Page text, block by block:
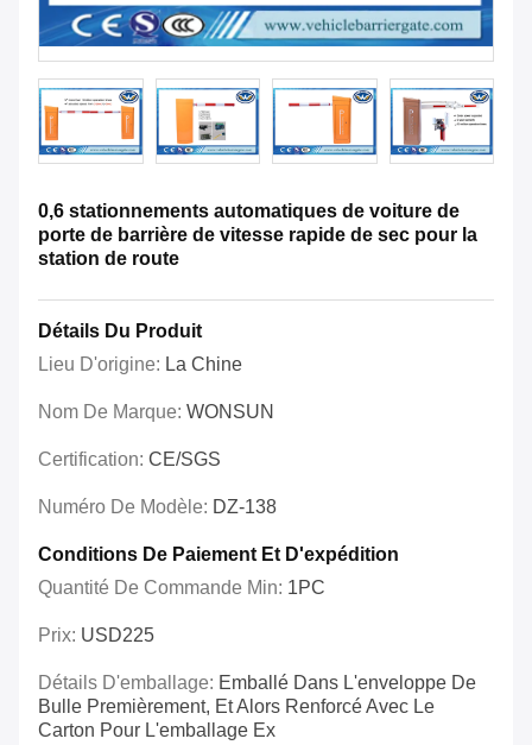
0,6 stationnements automatiques de voiture de
porte de barrière de vitesse rapide de sec pour la
station de route
Détails Du Produit
Lieu D'origine: La Chine
Nom De Marque: WONSUN
Certification: CE/SGS
Numéro De Modèle: DZ-138
Conditions De Paiement Et D'expédition
Quantité De Commande Min: 1PC
Prix: USD225
Détails D'emballage: Emballé Dans L'enveloppe De
Bulle Premièrement, Et Alors Renforcé Avec Le
Carton Pour L'emballage Ex